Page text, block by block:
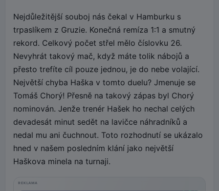
Nejdůležitější souboj nás čekal v Hamburku s
trpaslíkem z Gruzie. Konečná remíza 1:1 a smutný
rekord. Celkový počet střel mělo číslovku 26.
Nevyhrát takový mač, když máte tolik nábojů a
přesto trefíte cíl pouze jednou, je do nebe volající.
Největší chyba Haška v tomto duelu? Jmenuje se
Tomáš Chorý! Přesně na takový zápas byl Chorý
nominován. Jenže trenér Hašek ho nechal celých
devadesát minut sedět na lavičce náhradníků a
nedal mu ani čuchnout. Toto rozhodnutí se ukázalo
hned v našem posledním klání jako největší
Haškova minela na turnaji.
REKLAMA